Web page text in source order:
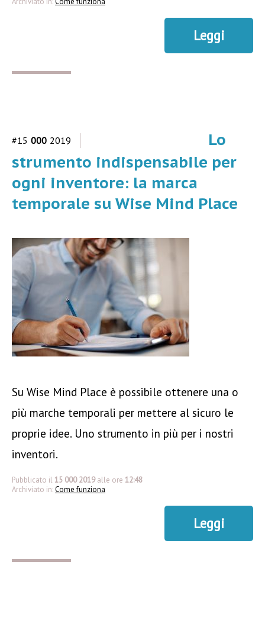
Leggi
#15 000 2019
Lo
strumento indispensabile per
ogni inventore: la marca
temporale su Wise Mind Place
Su Wise Mind Place è possibile ottenere una o
più marche temporali per mettere al sicuro le
proprie idee. Uno strumento in più per i nostri
inventori.
Pubblicato il 15 000 2019 alle ore 12:48
Archiviato in:Come funziona
Leggi